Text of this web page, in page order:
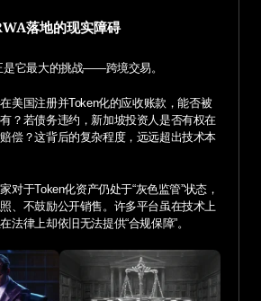
落地的现实障碍
是它最大的挑战——跨境交易。
美国注册并Token化的应收账款，能否被
？若债务违约，新加坡投资人是否有权在
偿？这背后的复杂程度，远远超出技术本
对于Token化资产仍处于“灰色监管”状态，
、不鼓励公开销售。许多平台虽在技术上
法律上却依旧无法提供“合规保障”。